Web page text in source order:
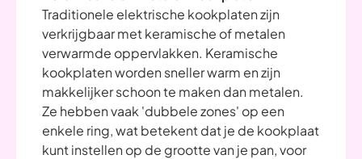
Traditionele elektrische kookplaten zijn
verkrijgbaar met keramische of metalen
verwarmde oppervlakken. Keramische
kookplaten worden sneller warm en zijn
makkelijker schoon te maken dan metalen.
Ze hebben vaak 'dubbele zones' op een
enkele ring, wat betekent dat je de kookplaat
kunt instellen op de grootte van je pan, voor